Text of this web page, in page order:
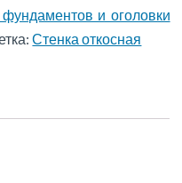
и оголовки
Стенка откосная